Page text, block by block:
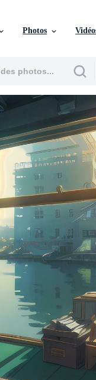
Photos